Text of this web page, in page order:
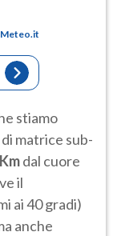
Meteo.it
stiamo
matrice sub-
dal cuore
il
ai 40 gradi)
anche